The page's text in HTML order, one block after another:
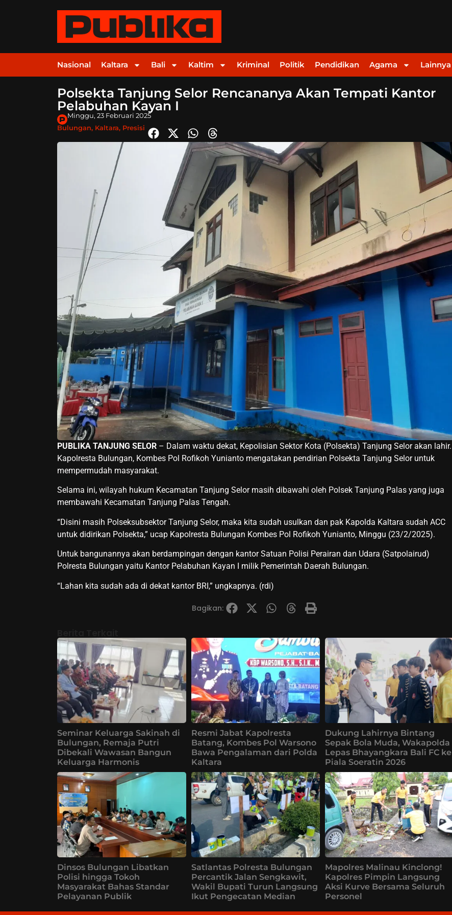
Nasional Kaltara Bali Kaltim Kriminal Politik Pendidikan Agama Lainnya
Polsekta Tanjung Selor Rencananya Akan Tempati Kantor
Pelabuhan Kayan I
Minggu, 23 Februari 2025
Bulungan, Kaltara, Presisi
PUBLIKA TANJUNG SELOR – Dalam waktu dekat, Kepolisian Sektor Kota (Polsekta) Tanjung Selor akan lahir.
Kapolresta Bulungan, Kombes Pol Rofikoh Yunianto mengatakan pendirian Polsekta Tanjung Selor untuk
mempermudah masyarakat.
Selama ini, wilayah hukum Kecamatan Tanjung Selor masih dibawahi oleh Polsek Tanjung Palas yang juga
membawahi Kecamatan Tanjung Palas Tengah.
“Disini masih Polseksubsektor Tanjung Selor, maka kita sudah usulkan dan pak Kapolda Kaltara sudah ACC
untuk didirikan Polsekta,” ucap Kapolresta Bulungan Kombes Pol Rofikoh Yunianto, Minggu (23/2/2025).
Untuk bangunannya akan berdampingan dengan kantor Satuan Polisi Perairan dan Udara (Satpolairud)
Polresta Bulungan yaitu Kantor Pelabuhan Kayan I milik Pemerintah Daerah Bulungan.
“Lahan kita sudah ada di dekat kantor BRI,” ungkapnya. (rdi)
Bagikan:
Seminar Keluarga Sakinah di
Bulungan, Remaja Putri
Dibekali Wawasan Bangun
Keluarga Harmonis
Resmi Jabat Kapolresta
Batang, Kombes Pol Warsono
Bawa Pengalaman dari Polda
Kaltara
Dukung Lahirnya Bintang
Sepak Bola Muda, Wakapolda
Lepas Bhayangkara Bali FC ke
Piala Soeratin 2026
Dinsos Bulungan Libatkan
Polisi hingga Tokoh
Masyarakat Bahas Standar
Pelayanan Publik
Satlantas Polresta Bulungan
Percantik Jalan Sengkawit,
Wakil Bupati Turun Langsung
Ikut Pengecatan Median
Mapolres Malinau Kinclong!
Kapolres Pimpin Langsung
Aksi Kurve Bersama Seluruh
Personel